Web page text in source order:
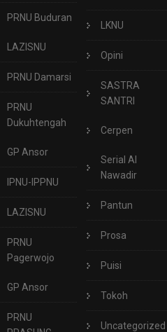
PRNU Buduran
LAZISNU
PRNU Damarsi
PRNU
Dukuhtengah
GP Ansor
IPNU-IPPNU
LAZISNU
PRNU
Pagerwojo
GP Ansor
PRNU
LKNU
Opini
SASTRA
SANTRI
Cerpen
Serial Al
Nawadir
Pantun
Prosa
Puisi
Tokoh
Uncategorized